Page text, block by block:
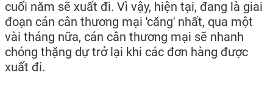
cuối năm sẽ xuất đi. Vì vậy, hiện tại, đang là giai
đoạn cán cân thương mại 'căng' nhất, qua một
vài tháng nữa, cán cân thương mại sẽ nhanh
chóng thặng dự trở lại khi các đơn hàng được
xuất đi.